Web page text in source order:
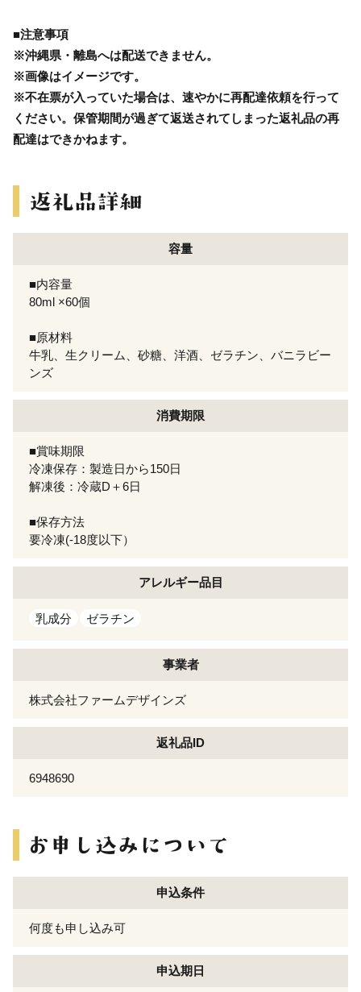
■注意事項
※沖縄県・離島へは配送できません。
※画像はイメージです。
※不在票が入っていた場合は、速やかに再配達依頼を行って
ください。保管期間が過ぎて返送されてしまった返礼品の再
配達はできかねます。
容量
■内容量
80ml ×60個
■原材料
牛乳、生クリーム、砂糖、洋酒、ゼラチン、バニラビー
ンズ
消費期限
■賞味期限
冷凍保存：製造日から150日
解凍後：冷蔵D＋6日
■保存方法
要冷凍(-18度以下）
アレルギー品目
乳成分 ゼラチン
事業者
株式会社ファームデザインズ
返礼品ID
6948690
申込条件
何度も申し込み可
申込期日